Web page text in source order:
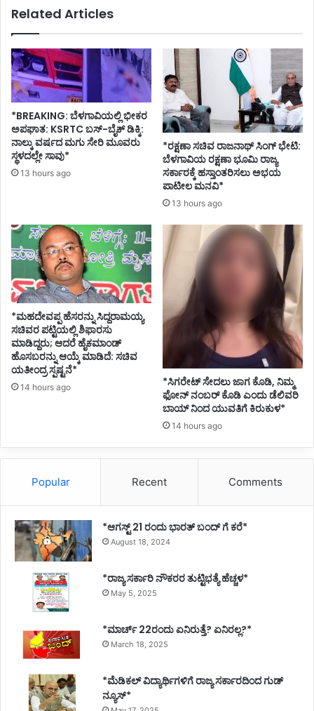
Related Articles
*BREAKING: ಬೆಳಗಾವಿಯಲ್ಲಿ ಭೀಕರ
ಅಪಘಾತ: KSRTC ಬಸ್-ಬೈಕ್ ಡಿಕ್ಕಿ:
ನಾಲ್ಕು ವರ್ಷದ ಮಗು ಸೇರಿ ಮೂವರು
ಸ್ಥಳದಲ್ಲೇ ಸಾವು*
13 hours ago
*ರಕ್ಷಣಾ ಸಚಿವ ರಾಜನಾಥ್ ಸಿಂಗ್ ಭೇಟಿ:
ಬೆಳಗಾವಿಯ ರಕ್ಷಣಾ ಭೂಮಿ ರಾಜ್ಯ
ಸರ್ಕಾರಕ್ಕೆ ಹಸ್ತಾಂತರಿಸಲು ಅಭಯ
ಪಾಟೀಲ ಮನವಿ*
13 hours ago
*ಮಹದೇವಪ್ಪ ಹೆಸರನ್ನು ಸಿದ್ದರಾಮಯ್ಯ
ಸಚಿವರ ಪಟ್ಟಿಯಲ್ಲಿ ಶಿಫಾರಸು
ಮಾಡಿದ್ದರು; ಆದರೆ ಹೈಕಮಾಂಡ್
ಹೊಸಬರನ್ನು ಆಯ್ಕೆ ಮಾಡಿದೆ: ಸಚಿವ
ಯತೀಂದ್ರ ಸ್ಪಷ್ಟನೆ*
14 hours ago
*ಸಿಗರೇಟ್ ಸೇದಲು ಜಾಗ ಕೊಡಿ, ನಿಮ್ಮ
ಫೋನ್ ನಂಬರ್ ಕೊಡಿ ಎಂದು ಡೆಲಿವರಿ
ಬಾಯ್ ನಿಂದ ಯುವತಿಗೆ ಕಿರುಕುಳ*
14 hours ago
Popular Recent Comments
*ಆಗಸ್ಟ್ 21 ರಂದು ಭಾರತ್‌ ಬಂದ್‌ ಗೆ ಕರೆ*
August 18, 2024
*ರಾಜ್ಯ ಸರ್ಕಾರಿ ನೌಕರರ ತುಟ್ಟಿಭತ್ಯೆ ಹೆಚ್ಚಳ*
May 5, 2025
*ಮಾರ್ಚ್ 22ರಂದು ಏನಿರುತ್ತೆ? ಏನಿರಲ್ಲ?*
March 18, 2025
*ಮೆಡಿಕಲ್ ವಿದ್ಯಾರ್ಥಿಗಳಿಗೆ ರಾಜ್ಯ ಸರ್ಕಾರದಿಂದ ಗುಡ್
ನ್ಯೂಸ್*